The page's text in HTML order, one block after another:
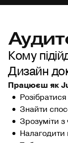
Кому
Дизайн
Працюєш як
Знайти
Зрозуміти
Налагодити